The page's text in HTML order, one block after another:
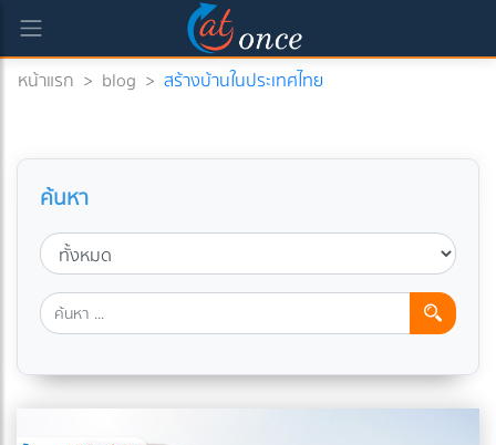
หน้าแรก > blog > สร้างบ้านในประเทศไทย
ค้นหา